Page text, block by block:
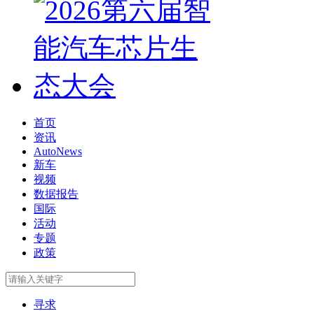
首页
资讯
AutoNews
新车
视频
数据报告
国际
活动
专题
政策
寻求